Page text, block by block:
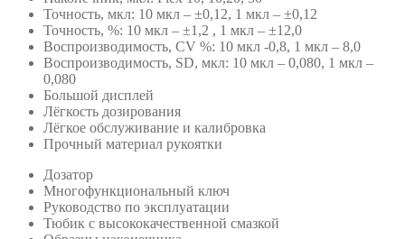
Точность, мкл: 10 мкл – ±0,12, 1 мкл – ±0,12
Точность, %: 10 мкл – ±1,2 , 1 мкл – ±12,0
Воспроизводимость, CV %: 10 мкл -0,8, 1 мкл – 8,0
Воспроизводимость, SD, мкл: 10 мкл – 0,080, 1 мкл –
0,080
Большой дисплей
Лёгкость дозирования
Лёгкое обслуживание и калибровка
Прочный материал рукоятки
Дозатор
Многофункциональный ключ
Руководство по эксплуатации
Тюбик с высококачественной смазкой